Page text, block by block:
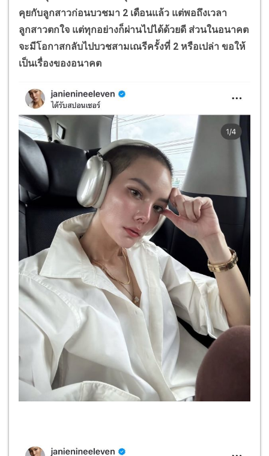
คุยกับลูกสาวก่อนบวชมา 2 เดือนแล้ว แต่พอถึงเวลา
ลูกสาวตกใจ แต่ทุกอย่างก็ผ่านไปได้ด้วยดี ส่วนในอนาคต
จะมีโอกาสกลับไปบวชสามเณรีครั้งที่ 2 หรือเปล่า ขอให้
เป็นเรื่องของอนาคต